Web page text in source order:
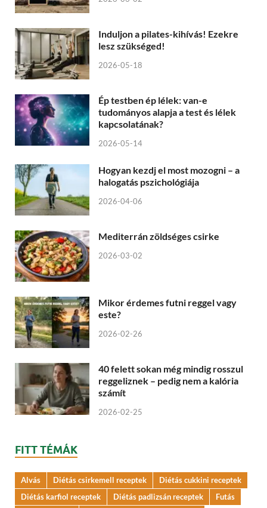
Induljon a pilates-kihívás! Ezekre
lesz szükséged!
2026-05-18
Ép testben ép lélek: van-e
tudományos alapja a test és lélek
kapcsolatának?
2026-05-14
Hogyan kezdj el most mozogni – a
halogatás pszichológiája
2026-04-06
Mediterrán zöldséges csirke
2026-03-02
Mikor érdemes futni reggel vagy
este?
2026-02-26
40 felett sokan még mindig rosszul
reggeliznek – pedig nem a kalória
számít
2026-02-25
FITT TÉMÁK
Alvás Diétás csirkemell receptek
Diétás cukkini receptek
Diétás karfiol receptek
Diétás padlizsán receptek
Futás